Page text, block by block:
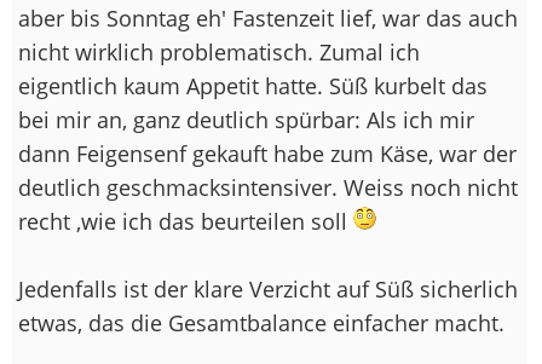
aber bis Sonntag eh' Fastenzeit lief, war das auch
nicht wirklich problematisch. Zumal ich
eigentlich kaum Appetit hatte. Süß kurbelt das
bei mir an, ganz deutlich spürbar: Als ich mir
dann Feigensenf gekauft habe zum Käse, war der
deutlich geschmacksintensiver. Weiss noch nicht
recht ,wie ich das beurteilen soll
Jedenfalls ist der klare Verzicht auf Süß sicherlich
etwas, das die Gesamtbalance einfacher macht.